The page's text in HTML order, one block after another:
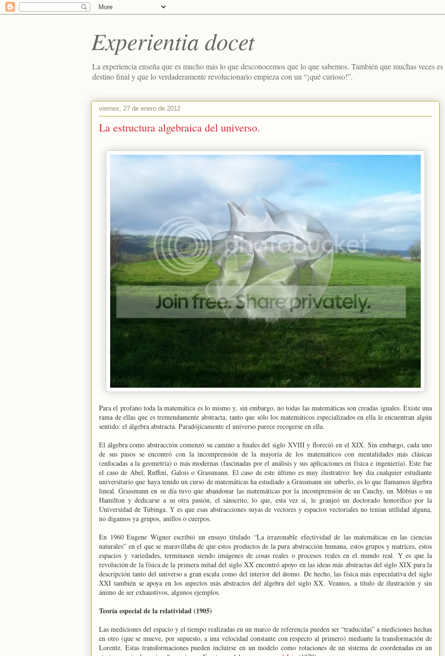
Experientia docet
La experiencia enseña que es mucho más lo que desconocemos que lo que sabemos. También que muchas veces
destino final y que lo verdaderamente revolucionario empieza con un “¡qué curioso!”.
viernes, 27 de enero de 2012
La estructura algebraica del universo.
Para el profano toda la matemática es lo mismo y, sin embargo, no todas las matemáticas son creadas iguales. Existe una
rama de ellas que es tremendamente abstracta, tanto que sólo los matemáticos especializados en ella le encuentran algún
sentido: el álgebra abstracta. Paradójicamente el universo parece recogerse en ella.
El álgebra como abstracción comenzó su camino a finales del siglo XVIII y floreció en el XIX. Sin embargo, cada uno
de sus pasos se encontró con la incomprensión de la mayoría de los matemáticos con mentalidades más clásicas
(enfocadas a la geometría) o más modernas (fascinadas por el análisis y sus aplicaciones en física e ingeniería). Este fue
el caso de Abel, Ruffini, Galois o Grassmann. El caso de este último es muy ilustrativo: hoy día cualquier estudiante
universitario que haya tenido un curso de matemáticas ha estudiado a Grassmann sin saberlo, es lo que llamamos álgebra
lineal. Grassmann en su día tuvo que abandonar las matemáticas por la incomprensión de un Cauchy, un Möbius o un
Hamilton y dedicarse a su otra pasión, el sánscrito, lo que, esta vez sí, le granjeó un doctorado honorífico por la
Universidad de Tubinga. Y es que esas abstracciones suyas de vectores y espacios vectoriales no tenían utilidad alguna,
no digamos ya grupos, anillos o cuerpos.
En 1960 Eugene Wigner escribió un ensayo titulado “La irrazonable efectividad de las matemáticas en las ciencias
naturales” en el que se maravillaba de que estos productos de la pura abstracción humana, estos grupos y matrices, estos
espacios y variedades, terminasen siendo imágenes de cosas reales o procesos reales en el mundo real. Y es que la
revolución de la física de la primera mitad del siglo XX encontró apoyo en las ideas más abstractas del siglo XIX para la
descripción tanto del universo a gran escala como del interior del átomo. De hecho, las física más especulativa del siglo
XXI también se apoya en los aspectos más abstractos del álgebra del siglo XX. Veamos, a título de ilustración y sin
ánimo de ser exhaustivos, algunos ejemplos.
Teoría especial de la relatividad (1905)
Las mediciones del espacio y el tiempo realizadas en un marco de referencia pueden ser “traducidas” a mediciones hechas
en otro (que se mueve, por supuesto, a una velocidad constante con respecto al primero) mediante la transformación de
Lorentz. Estas transformaciones pueden incluirse en un modelo como rotaciones de un sistema de coordenadas en un